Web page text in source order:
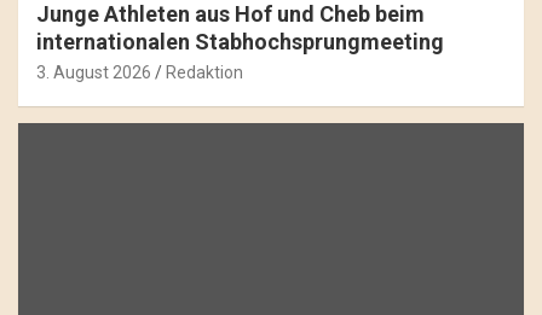
Junge Athleten aus Hof und Cheb beim
internationalen Stabhochsprungmeeting
3. August 2026 Redaktion